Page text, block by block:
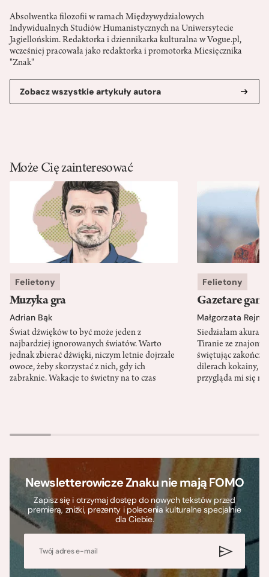
Absolwentka filozofii w ramach Międzywydziałowych
Indywidualnych Studiów Humanistycznych na Uniwersytecie
Jagiellońskim. Redaktorka i dziennikarka kulturalna w Vogue.pl,
wcześniej pracowała jako redaktorka i promotorka Miesięcznika
"Znak"
Zobacz wszystkie artykuły autora
Może Cię zainteresować
Felietony
Muzyka gra
Adrian Bąk
Świat dźwięków to być może jeden z
najbardziej ignorowanych światów. Warto
jednak zbierać dźwięki, niczym letnie dojrzałe
owoce, żeby skorzystać z nich, gdy ich
zabraknie. Wakacje to świetny na to czas
Felietony
Gazetare
Małgorzata
Siedziałam akurat
Tiranie ze
świętując
dilerach kokainy,
przygląda mi się
Newsletterowicze Znaku nie mają FOMO
Zapisz się i otrzymaj dostęp do nowych tekstów przed
premierą, zniżki, prezenty i polecenia kulturalne specjalnie
dla Ciebie.